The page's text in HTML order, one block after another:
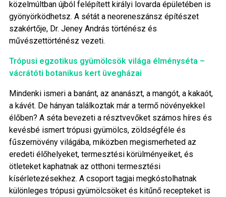
közelmúltban újból felépített királyi lovarda épületében is
gyönyörködhetsz. A sétát a neoreneszánsz építészet
szakértője, Dr. Jeney András történész és
művészettörténész vezeti.
Trópusi egzotikus gyümölcsök világa élményséta –
vácrátóti botanikus kert üvegházai
Mindenki ismeri a banánt, az ananászt, a mangót, a kakaót,
a kávét. De hányan találkoztak már a termő növényekkel
élőben? A séta bevezeti a résztvevőket számos híres és
kevésbé ismert trópusi gyümölcs, zöldségféle és
fűszernövény világába, miközben megismerheted az
eredeti élőhelyeket, termesztési körülményeiket, és
ötleteket kaphatnak az otthoni termesztési
kísérletezésekhez. A csoport tagjai megkóstolhatnak
különleges trópusi gyümölcsöket és kitűnő recepteket is